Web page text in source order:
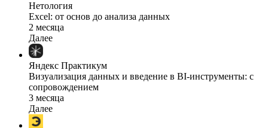
Нетология
Excel: от основ до анализа данных
2 месяца
Далее
Яндекс Практикум
Визуализация данных и введение в BI-инструменты: с
сопровождением
3 месяца
Далее